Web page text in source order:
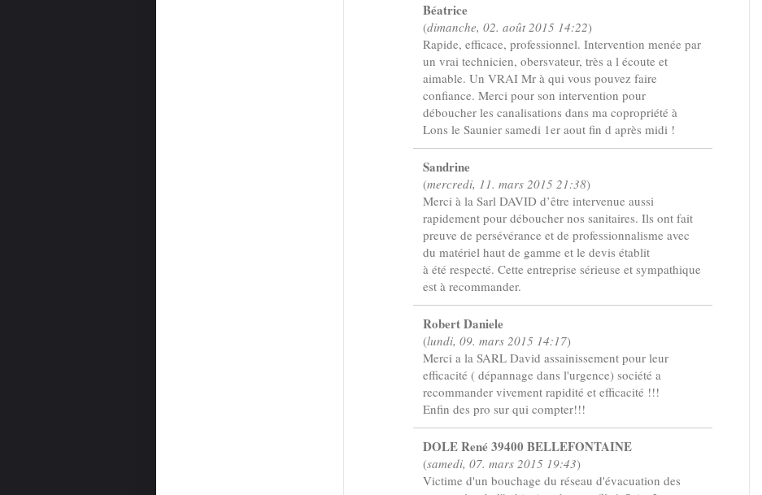
Béatrice
(dimanche, 02. août 2015 14:22)
Rapide, efficace, professionnel. Intervention menée par
un vrai technicien, obersvateur, très a l écoute et
aimable. Un VRAI Mr à qui vous pouvez faire
confiance. Merci pour son intervention pour
déboucher les canalisations dans ma copropriété à
Lons le Saunier samedi 1er aout fin d après midi !
Sandrine
(mercredi, 11. mars 2015 21:38)
Merci à la Sarl DAVID d’être intervenue aussi
rapidement pour déboucher nos sanitaires. Ils ont fait
preuve de persévérance et de professionnalisme avec
du matériel haut de gamme et le devis établit
à été respecté. Cette entreprise sérieuse et sympathique
est à recommander.
Robert Daniele
(lundi, 09. mars 2015 14:17)
Merci a la SARL David assainissement pour leur
efficacité ( dépannage dans l'urgence) société a
recommander vivement rapidité et efficacité !!!
Enfin des pro sur qui compter!!!
DOLE René 39400 BELLEFONTAINE
(samedi, 07. mars 2015 19:43)
Victime d'un bouchage du réseau d'évacuation des